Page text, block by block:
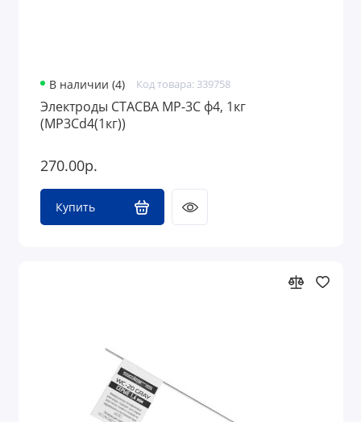
В наличии (4) Код товара: 339758
Электроды СТАСВА МР-3С ф4, 1кг
(МР3Сd4(1кг))
270.00р.
Купить